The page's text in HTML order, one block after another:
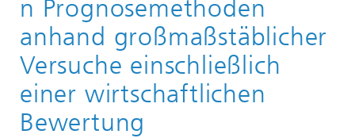
n Prognosemethoden
anhand großmaßstäblicher
Versuche einschließlich
einer wirtschaftlichen
Bewertung